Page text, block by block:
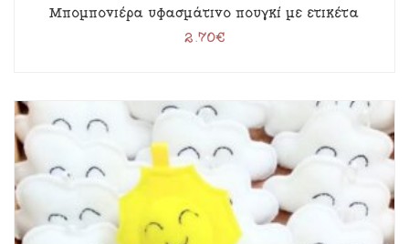
Μπομπονιέρα υφασμάτινο πουγκί με ετικέτα
2.70€